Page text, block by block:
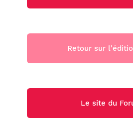
Retour sur
Le site du